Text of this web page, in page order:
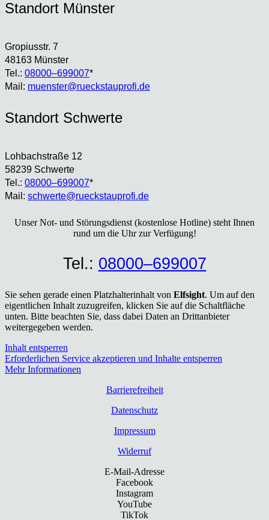
Stand­ort Müns­ter
Gro­pi­us­str. 7
48163 Müns­ter
Tel.: 08000–699007*
Mail: muenster@rueckstauprofi.de
Stand­ort Schwer­te
Loh­bach­stra­ße 12
58239 Schwer­te
Tel.: 08000–699007*
Mail: schwerte@rueckstauprofi.de
Unser Not- und Stö­rungs­dienst (kos­ten­lo­se Hot­line) steht Ihnen
rund um die Uhr zur Ver­fü­gung!
Tel.: 08000–699007
Sie sehen gerade einen Platzhalterinhalt von Elfsight. Um auf den
eigentlichen Inhalt zuzugreifen, klicken Sie auf die Schaltfläche
unten. Bitte beachten Sie, dass dabei Daten an Drittanbieter
weitergegeben werden.
Inhalt entsperren
Erforderlichen Service akzeptieren und Inhalte entsperren
Mehr Informationen
Bar­rie­re­frei­heit
Daten­schutz
Impres­sum
Wider­ruf
E-Mail-Adresse
Facebook
Instagram
YouTube
TikTok